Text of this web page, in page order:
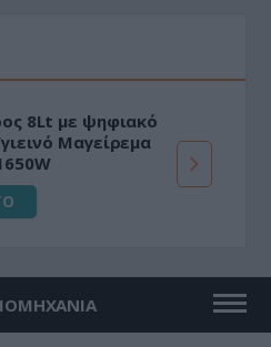
8Lt με ψηφιακό
Μαγείρεμα